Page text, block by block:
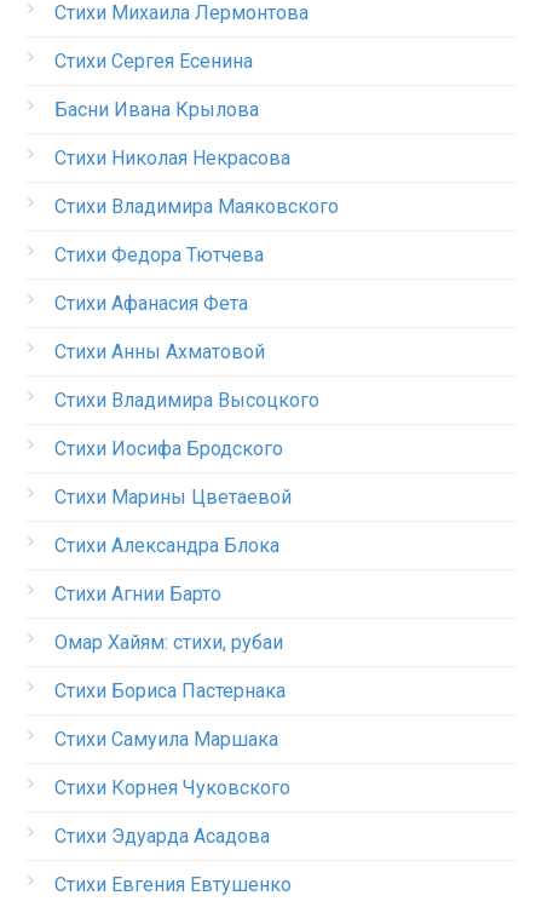
Стихи Михаила Лермонтова
Стихи Сергея Есенина
Басни Ивана Крылова
Стихи Николая Некрасова
Стихи Владимира Маяковского
Стихи Федора Тютчева
Стихи Афанасия Фета
Стихи Анны Ахматовой
Стихи Владимира Высоцкого
Стихи Иосифа Бродского
Стихи Марины Цветаевой
Стихи Александра Блока
Стихи Агнии Барто
Омар Хайям: стихи, рубаи
Стихи Бориса Пастернака
Стихи Самуила Маршака
Стихи Корнея Чуковского
Стихи Эдуарда Асадова
Стихи Евгения Евтушенко